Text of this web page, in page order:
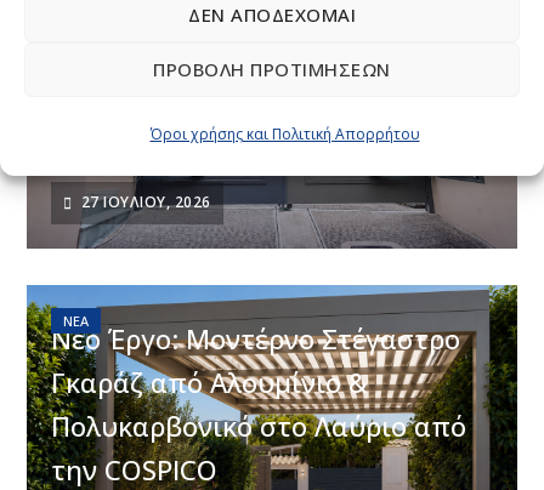
ΔΕΝ ΑΠΟΔΈΧΟΜΑΙ
ΠΡΟΒΟΛΉ ΠΡΟΤΙΜΉΣΕΩΝ
Όροι χρήσης και Πολιτική Απορρήτου
27 ΙΟΥΛΊΟΥ, 2026
Νέο Έργο: Μοντέρνο Στέγαστρο
Γκαράζ από Αλουμίνιο &
Πολυκαρβονικό στο Λαύριο από
την COSPICO
ΝΈΑ